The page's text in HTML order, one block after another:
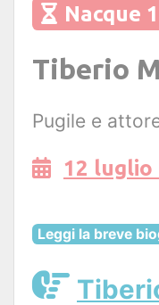
Nacque
Tiberio
Pugile e
12 luglio
Leggi la breve